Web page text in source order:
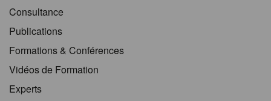
Consultance
Publications
Formations & Conférences
Vidéos de Formation
Experts